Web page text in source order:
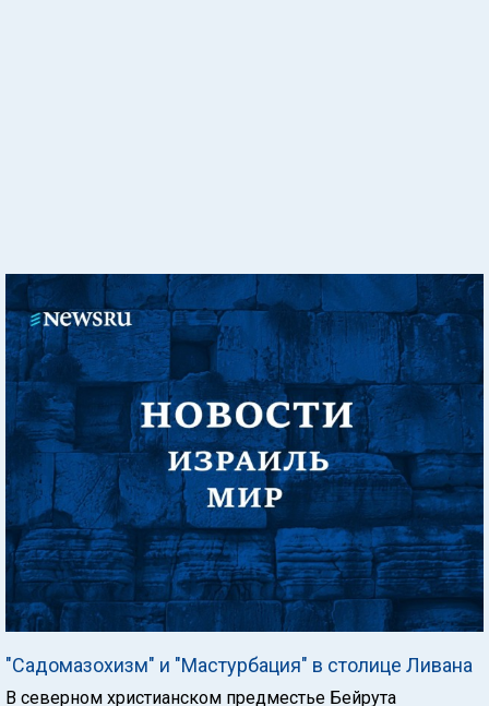
"Садомазохизм" и "Мастурбация" в столице Ливана
В северном христианском предместье Бейрута